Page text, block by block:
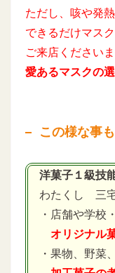
ただし、咳や発
できるだけマス
ご来店くださいま
愛あるマスクの
この様な事
洋菓子１級技
わたくし 三
・店舗や学校
オリジナル
・果物、野菜